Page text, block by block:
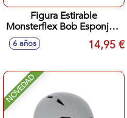
Figura Estirable
Monsterflex Bob Esponja. -
Modelos surtidos
6 años 14,95 €
NOVEDAD